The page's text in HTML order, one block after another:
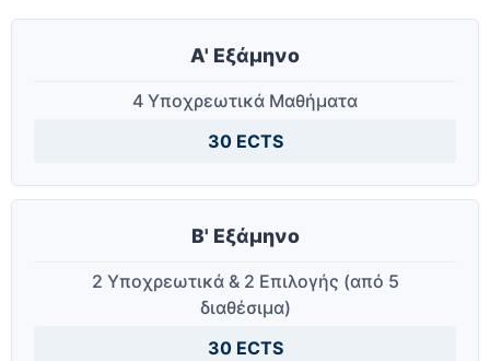
Α' Εξάμηνο
4 Υποχρεωτικά Μαθήματα
30 ECTS
Β' Εξάμηνο
2 Υποχρεωτικά & 2 Επιλογής (από 5
διαθέσιμα)
30 ECTS